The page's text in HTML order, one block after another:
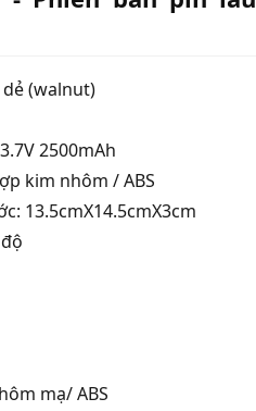
dẻ (walnut)
2500mAh
kim nhôm / ABS
13.5cmX14.5cmX3cm
mạ/ ABS